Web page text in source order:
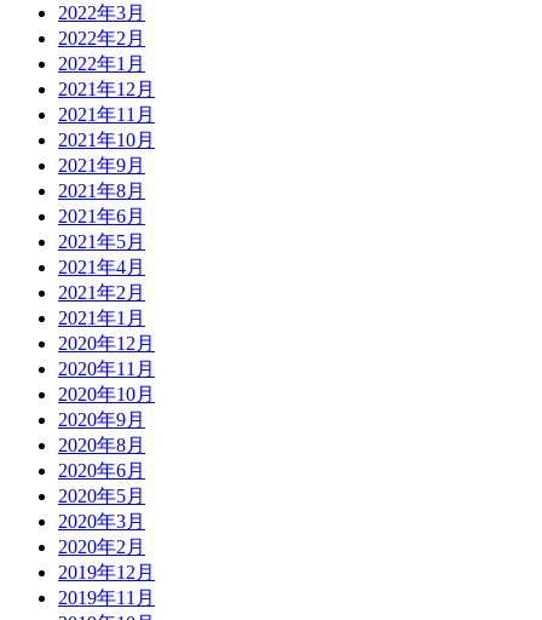
2022年3月
2022年2月
2022年1月
2021年12月
2021年11月
2021年10月
2021年9月
2021年8月
2021年6月
2021年5月
2021年4月
2021年2月
2021年1月
2020年12月
2020年11月
2020年10月
2020年9月
2020年8月
2020年6月
2020年5月
2020年3月
2020年2月
2019年12月
2019年11月